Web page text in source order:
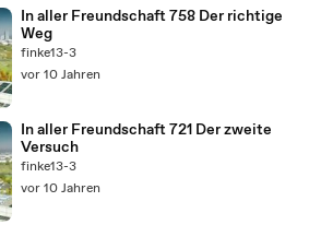
In aller Freundschaft 758 Der richtige
Weg
finke13-3
vor 10 Jahren
In aller Freundschaft 721 Der zweite
Versuch
finke13-3
vor 10 Jahren